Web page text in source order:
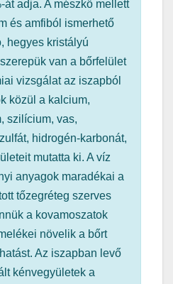
adja. A mészkő mellett
és amfiból ismerhető
hegyes kristályú
van a bőrfelület
vizsgálat az iszapból
közül a kalcium,
szilícium, vas,
hidrogén-karbonát,
mutatta ki. A víz
anyagok maradékai a
tőzegréteg szerves
a kovamoszatok
növelik a bőrt
Az iszapban levő
kénvegyületek a